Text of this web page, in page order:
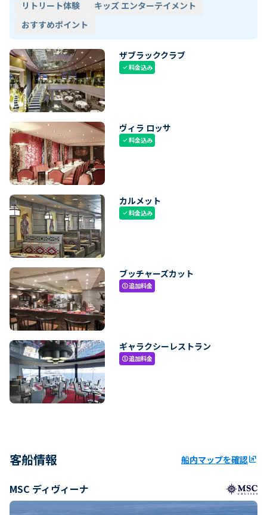
リトリート体験
キッズ エンターテイメント
おすすめポイント
ザブラッククラブ
check料金込み
ヴィラ ロッサ
check料金込み
カルメット
check料金込み
ブッチャーズカット
paid追加料金
ギャラクシーレストラン
paid追加料金
客船情報 船内マップを確認ungroup
MSC ディヴィーナ